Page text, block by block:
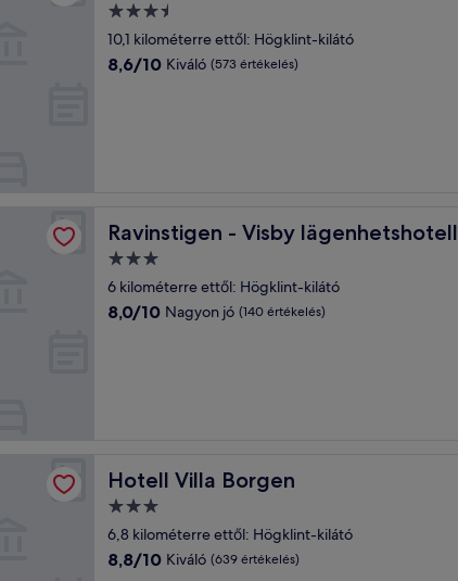
3.5
csillagos
szálláshely
10,1 kilométerre ettől: Högklint-kilátó
8.6
8,6/10 Kiváló (573 értékelés)
Ravinstigen - Visby lägenhetshotell
Ravinstigen - Visby lägenhetshotell
3.0
csillagos
szálláshely
6 kilométerre ettől: Högklint-kilátó
8.0
8,0/10 Nagyon jó (140 értékelés)
Hotell Villa Borgen
Hotell Villa Borgen
3.0
csillagos
szálláshely
6,8 kilométerre ettől: Högklint-kilátó
8.8
8,8/10 Kiváló (639 értékelés)